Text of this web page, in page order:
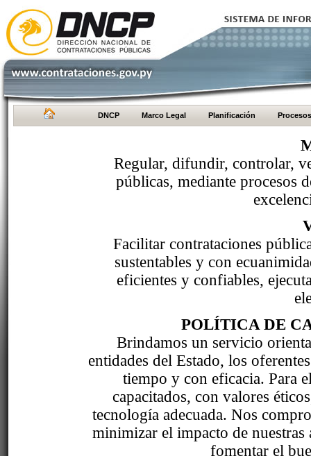
DNCP Marco Legal Planificación Procesos
Regular, difundir, controlar,
públicas, mediante procesos
Facilitar contrataciones
sustentables y con
eficientes y confiables,
POLÍTICA DE
Brindamos un servicio
entidades del Estado, los
tiempo y con eficacia. Para
capacitados, con valores
tecnología adecuada. Nos
minimizar el impacto de
fomentar el